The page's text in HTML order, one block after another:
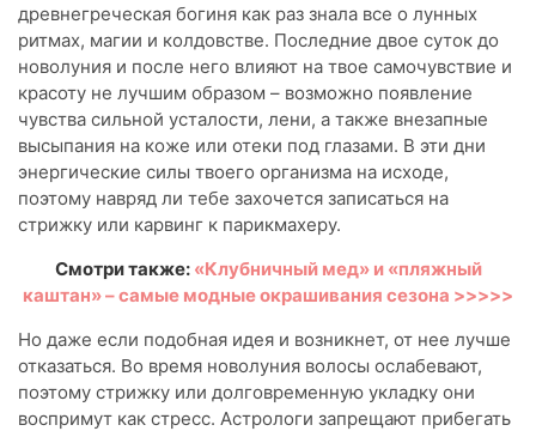
древнегреческая богиня как раз знала все о лунных
ритмах, магии и колдовстве. Последние двое суток до
новолуния и после него влияют на твое самочувствие и
красоту не лучшим образом – возможно появление
чувства сильной усталости, лени, а также внезапные
высыпания на коже или отеки под глазами. В эти дни
энергические силы твоего организма на исходе,
поэтому навряд ли тебе захочется записаться на
стрижку или карвинг к парикмахеру.
Смотри также: «Клубничный мед» и «пляжный
каштан» – самые модные окрашивания сезона >>>>>
Но даже если подобная идея и возникнет, от нее лучше
отказаться. Во время новолуния волосы ослабевают,
поэтому стрижку или долговременную укладку они
воспримут как стресс. Астрологи запрещают прибегать